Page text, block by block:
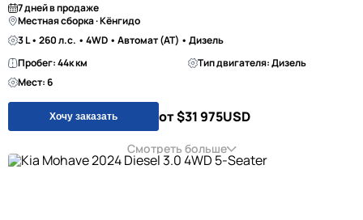
7 дней в продаже
Местная сборка · Кёнгидо
3 L • 260 л.с. • 4WD • Автомат (AT) • Дизель
Пробег: 44к км
Тип двигателя: Дизель
Мест: 6
Хочу заказать от $31 975USD
Смотреть больше